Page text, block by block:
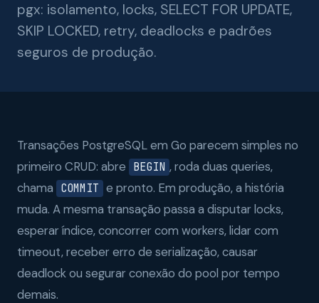
pgx: isolamento, locks, SELECT FOR UPDATE,
SKIP LOCKED, retry, deadlocks e padrões
seguros de produção.
Transações PostgreSQL em Go parecem simples no
primeiro CRUD: abre BEGIN , roda duas queries,
chama COMMIT e pronto. Em produção, a história
muda. A mesma transação passa a disputar locks,
esperar índice, concorrer com workers, lidar com
timeout, receber erro de serialização, causar
deadlock ou segurar conexão do pool por tempo
demais.